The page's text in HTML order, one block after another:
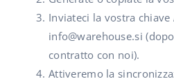
Inviateci la vostra chiave
info@warehouse.si
contratto con noi).
Attiveremo la